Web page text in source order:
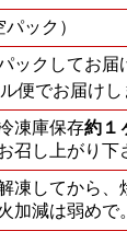
ック）
ックしてお届
便でお届けし
凍庫保存約１
召し上がり下
凍してから
加減は弱めで。